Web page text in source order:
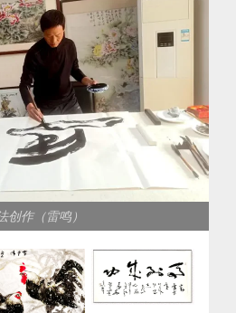
创作（雷鸣）